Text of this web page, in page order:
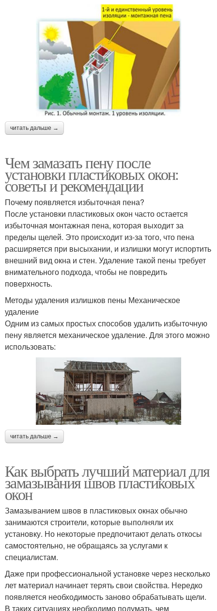
читать дальше →
Чем замазать пену после
установки пластиковых окон:
советы и рекомендации
Почему появляется избыточная пена?
После установки пластиковых окон часто остается
избыточная монтажная пена, которая выходит за
пределы щелей. Это происходит из-за того, что пена
расширяется при высыхании, и излишки могут испортить
внешний вид окна и стен. Удаление такой пены требует
внимательного подхода, чтобы не повредить
поверхность.
Методы удаления излишков пены Механическое
удаление
Одним из самых простых способов удалить избыточную
пену является механическое удаление. Для этого можно
использовать:
читать дальше →
Как выбрать лучший материал для
замазывания швов пластиковых
окон
Замазыванием швов в пластиковых окнах обычно
занимаются строители, которые выполняли их
установку. Но некоторые предпочитают делать откосы
самостоятельно, не обращаясь за услугами к
специалистам.
Даже при профессиональной установке через несколько
лет материал начинает терять свои свойства. Нередко
появляется необходимость заново обрабатывать щели.
В таких ситуациях необходимо подумать, чем